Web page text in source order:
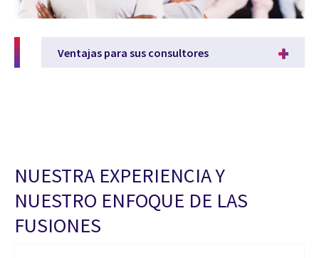
Ventajas para sus consultores
NUESTRA EXPERIENCIA Y
NUESTRO ENFOQUE DE LAS
FUSIONES